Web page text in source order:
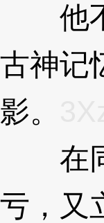
他不
古神记
影。
在同
亏，又